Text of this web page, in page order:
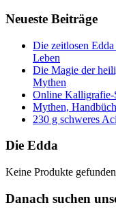
Neueste Beiträge
Die zeitlosen
Leben
Die Magie der
Mythen
Online
Mythen,
230 g schweres
Die Edda
Keine Produkte
Danach suchen